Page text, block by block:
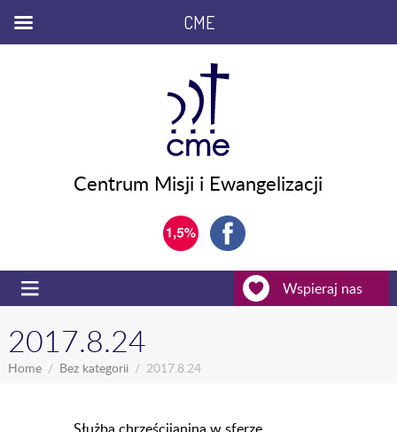
Centrum Misji i Ewangelizacji
Wspieraj nas
2017.8.24
Home Bez kategorii 2017.8.24
CME